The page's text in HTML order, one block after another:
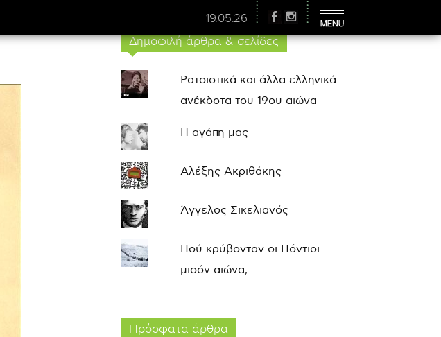
19.05.26
Δημοφιλή άρθρα & σελίδες
Ρατσιστικά και άλλα ελληνικά
ανέκδοτα του 19ου αιώνα
Η αγάπη μας
Αλέξης Ακριθάκης
Άγγελος Σικελιανός
Πού κρύβονταν οι Πόντιοι
μισόν αιώνα;
Πρόσφατα άρθρα